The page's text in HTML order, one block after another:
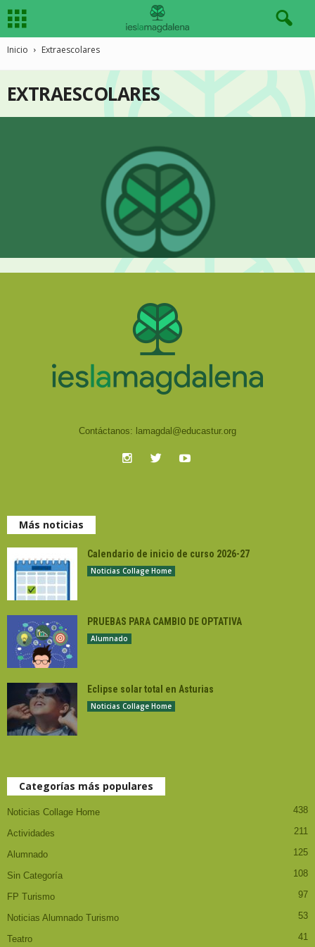
Inicio Extraescolares
EXTRAESCOLARES
Contáctanos: lamagdal@educastur.org
Más noticias
Calendario de inicio de curso 2026-27
Noticias Collage Home
PRUEBAS PARA CAMBIO DE OPTATIVA
Alumnado
Eclipse solar total en Asturias
Noticias Collage Home
Categorías más populares
Noticias Collage Home 438
Actividades 211
Alumnado 125
Sin Categoría 108
FP Turismo 97
Noticias Alumnado Turismo 53
Teatro 41